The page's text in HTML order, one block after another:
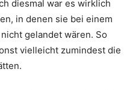
diesmal war es wirklich
in denen sie bei einem
gelandet wären. So
vielleicht zumindest die